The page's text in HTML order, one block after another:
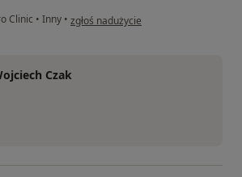
Clinic • Inny • w opinii użytkownika MW
zgłoś nadużycie
Czak